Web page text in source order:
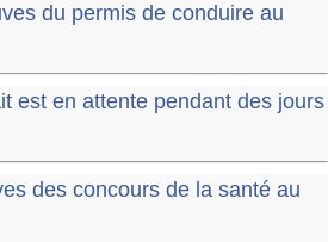
du permis de conduire au
est en attente pendant des jours
des concours de la santé au